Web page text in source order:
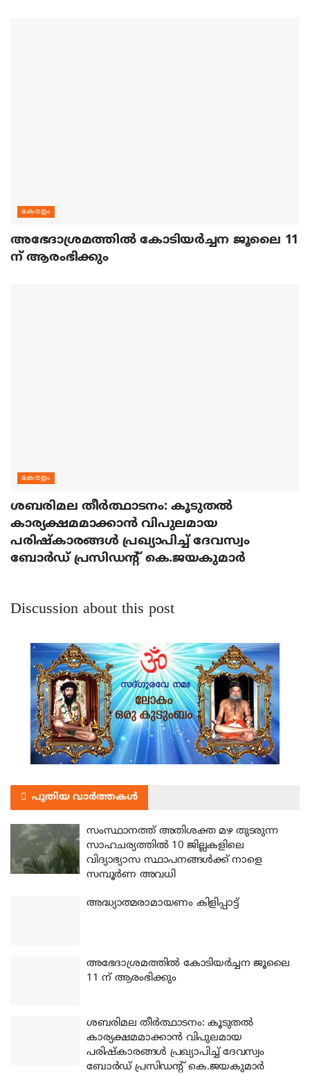
കേരളം
അഭേദാശ്രമത്തില്‍ കോടിയര്‍ച്ചന ജൂലൈ 11
ന് ആരംഭിക്കും
കേരളം
ശബരിമല തീര്‍ത്ഥാടനം: കൂടുതല്‍
കാര്യക്ഷമമാക്കാന്‍ വിപുലമായ
പരിഷ്‌കാരങ്ങള്‍ പ്രഖ്യാപിച്ച് ദേവസ്വം
ബോര്‍ഡ് പ്രസിഡന്റ് കെ.ജയകുമാര്‍
Discussion about this post
പുതിയ വാർത്തകൾ
സംസ്ഥാനത്ത് അതിശക്ത മഴ തുടരുന്ന
സാഹചര്യത്തിൽ 10 ജില്ലകളിലെ
വിദ്യാഭ്യാസ സ്ഥാപനങ്ങൾക്ക് നാളെ
സമ്പൂർണ അവധി
അദ്ധ്യാത്മരാമായണം കിളിപ്പാട്ട്
അഭേദാശ്രമത്തില്‍ കോടിയര്‍ച്ചന ജൂലൈ
11 ന് ആരംഭിക്കും
ശബരിമല തീര്‍ത്ഥാടനം: കൂടുതല്‍
കാര്യക്ഷമമാക്കാന്‍ വിപുലമായ
പരിഷ്‌കാരങ്ങള്‍ പ്രഖ്യാപിച്ച് ദേവസ്വം
ബോര്‍ഡ് പ്രസിഡന്റ് കെ.ജയകുമാര്‍